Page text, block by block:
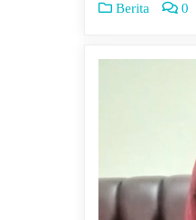
Berita 0